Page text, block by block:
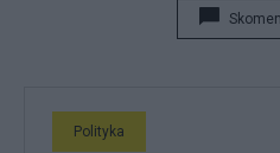
Polityka